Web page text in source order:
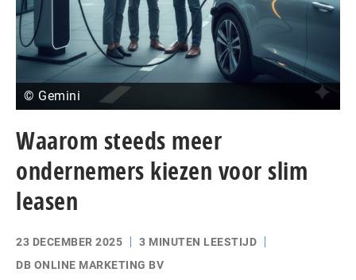
© Gemini
Waarom steeds meer
ondernemers kiezen voor slim
leasen
23 DECEMBER 2025
3 MINUTEN LEESTIJD
DB ONLINE MARKETING BV